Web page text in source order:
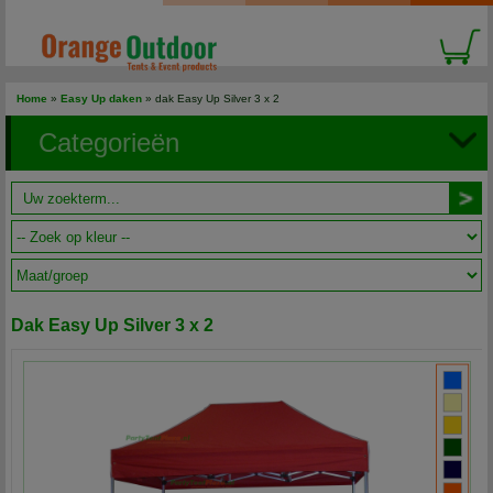
Home » Easy Up daken » dak Easy Up Silver 3 x 2
Categorieën
Dak Easy Up Silver 3 x 2